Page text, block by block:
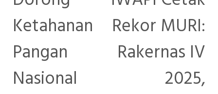
Ketahanan
Pangan
Nasional
Rekor MURI:
Rakernas IV
2025,